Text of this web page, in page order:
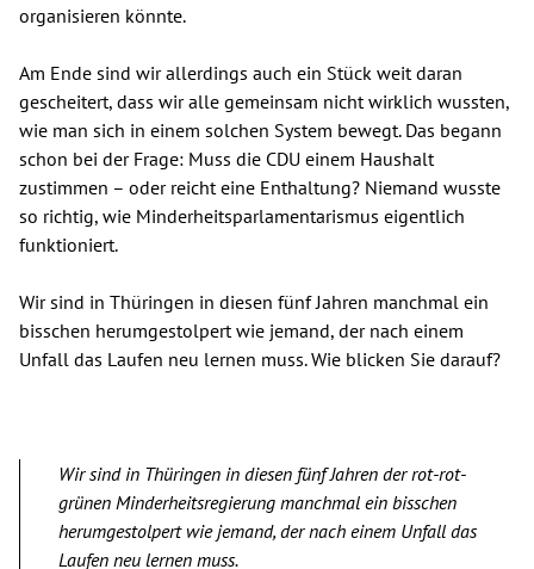
organisieren könnte.
Am Ende sind wir allerdings auch ein Stück weit daran
gescheitert, dass wir alle gemeinsam nicht wirklich wussten,
wie man sich in einem solchen System bewegt. Das begann
schon bei der Frage: Muss die CDU einem Haushalt
zustimmen – oder reicht eine Enthaltung? Niemand wusste
so richtig, wie Minderheitsparlamentarismus eigentlich
funktioniert.
Wir sind in Thüringen in diesen fünf Jahren manchmal ein
bisschen herumgestolpert wie jemand, der nach einem
Unfall das Laufen neu lernen muss. Wie blicken Sie darauf?
Wir sind in Thüringen in diesen fünf Jahren der rot-rot-
grünen Minderheitsregierung manchmal ein bisschen
herumgestolpert wie jemand, der nach einem Unfall das
Laufen neu lernen muss.